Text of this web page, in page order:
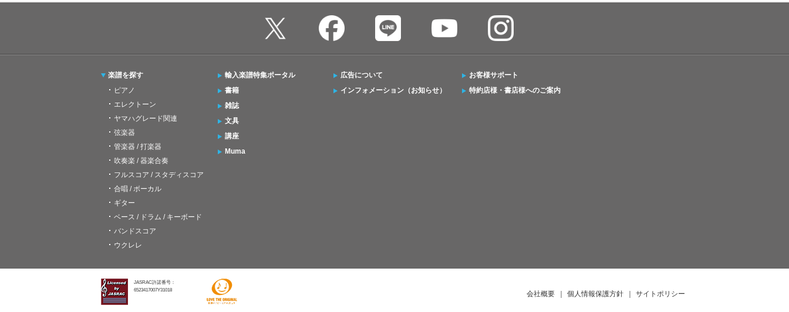
楽譜を探す
ピアノ
エレクトーン
ヤマハグレード関連
弦楽器
管楽器 / 打楽器
吹奏楽 / 器楽合奏
フルスコア / スタディスコア
合唱 / ボーカル
ギター
ベース / ドラム / キーボード
バンドスコア
ウクレレ
輸入楽譜特集ポータル
書籍
雑誌
文具
講座
Muma
広告について
インフォメーション（お知らせ）
お客様サポート
特約店様・書店様へのご案内
JASRAC許諾番号：
6523417007Y31018
会社概要 ｜ 個人情報保護方針 ｜ サイトポリシー